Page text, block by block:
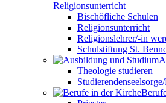
Religionsunterricht
Bischöfliche Schulen
Religionsunterricht
Religionslehrer/-in
Schulstiftung St.
Theologie studieren